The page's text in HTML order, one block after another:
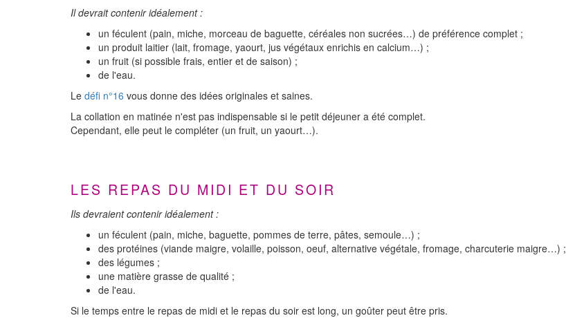
Il devrait contenir idéalement :
un féculent (pain, miche, morceau de baguette, céréales non sucrées…) de préférence complet ;
un produit laitier (lait, fromage, yaourt, jus végétaux enrichis en calcium…) ;
un fruit (si possible frais, entier et de saison) ;
de l'eau.
Le défi n°16 vous donne des idées originales et saines.
La collation en matinée n'est pas indispensable si le petit déjeuner a été complet.
Cependant, elle peut le compléter (un fruit, un yaourt…).
LES REPAS DU MIDI ET DU SOIR
Ils devraient contenir idéalement :
un féculent (pain, miche, baguette, pommes de terre, pâtes, semoule…) ;
des protéines (viande maigre, volaille, poisson, oeuf, alternative végétale, fromage, charcuterie maigre…) ;
des légumes ;
une matière grasse de qualité ;
de l'eau.
Si le temps entre le repas de midi et le repas du soir est long, un goûter peut être pris.